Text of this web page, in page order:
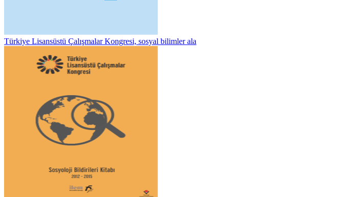
Türkiye Lisansüstü Çalışmalar Kongresi, sosyal bilimler ala